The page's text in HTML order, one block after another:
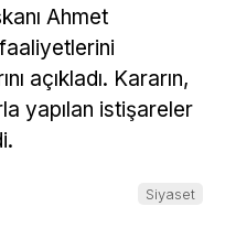
Ahmet
açıkladı. Kararın,
yapılan istişareler
Siyaset